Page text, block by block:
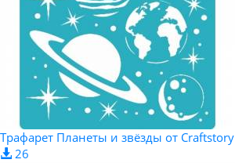
Трафарет Планеты и звёзды от Craftstory
26